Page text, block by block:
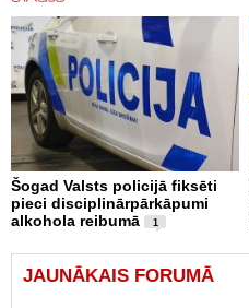
Šogad Valsts policijā fiksēti
pieci disciplinārpārkāpumi
alkohola reibumā
1
JAUNĀKAIS FORUMĀ